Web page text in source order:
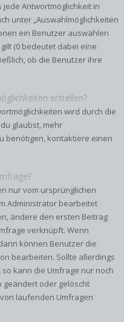
Antwortmöglichkeit in
unter „Auswahlmöglichkeiten
ein Benutzer auswählen
(0 bedeutet dabei eine
ob die Benutzer ihre
erstellen?
wird durch die
glaubst, mehr
benötigen, kontaktiere einen
nur vom ursprünglichen
Administrator bearbeitet
ändere den ersten Beitrag
verknüpft. Wenn
können Benutzer die
bearbeiten. Sollte allerdings
kann die Umfrage nur noch
oder gelöscht
laufenden Umfragen